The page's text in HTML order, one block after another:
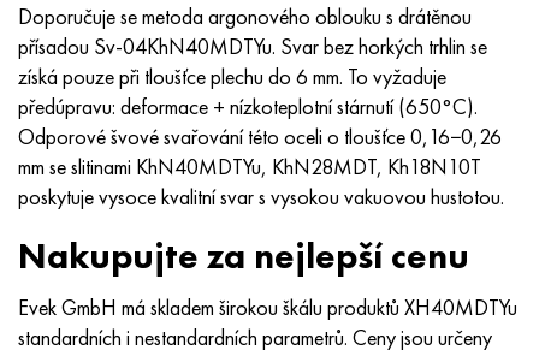
Doporučuje se metoda argonového oblouku s drátěnou
přísadou Sv-04KhN40MDTYu. Svar bez horkých trhlin se
získá pouze při tloušťce plechu do 6 mm. To vyžaduje
předúpravu: deformace + nízkoteplotní stárnutí (650°C).
Odporové švové svařování této oceli o tloušťce 0,16−0,26
mm se slitinami KhN40MDTYu, KhN28MDT, Kh18N10T
poskytuje vysoce kvalitní svar s vysokou vakuovou hustotou.
Nakupujte za nejlepší cenu
Evek GmbH má skladem širokou škálu produktů XH40MDTYu
standardních i nestandardních parametrů. Ceny jsou určeny